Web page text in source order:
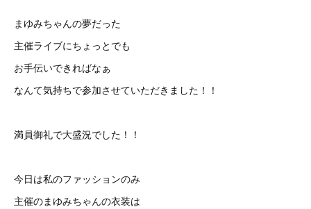
まゆみちゃんの夢だった
主催ライブにちょっとでも
お手伝いできればなぁ
なんて気持ちで参加させていただきました！！
満員御礼で大盛況でした！！
今日は私のファッションのみ
主催のまゆみちゃんの衣装は